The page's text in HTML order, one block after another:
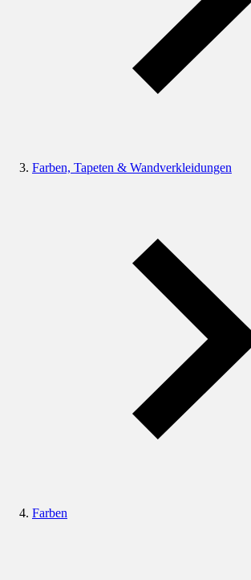
Farben, Tapeten & Wandverkleidungen
Farben